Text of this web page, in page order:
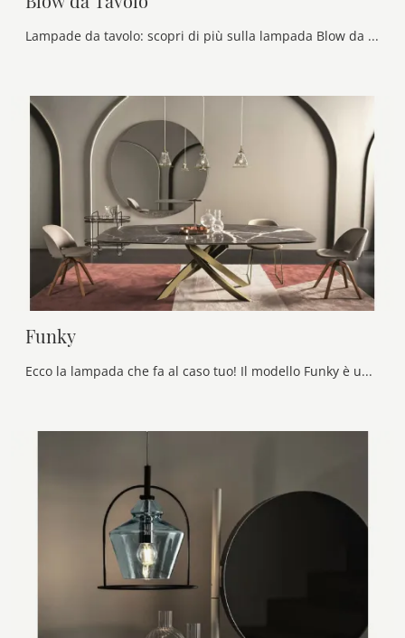
Lampade da tavolo: scopri di più sulla lampada Blow da Tavolo in vetro che ti presentiamo.
Funky
Ecco la lampada che fa al caso tuo! Il modello Funky è una tra le nostre lampade a sospensione di Bontempi.